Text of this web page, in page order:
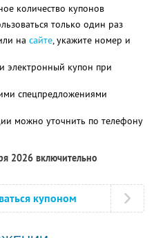
количество купонов
только один раз
на сайте, укажите номер и
электронный купон при
спецпредложениями
можно уточнить по телефону
2026 включительно
купоном